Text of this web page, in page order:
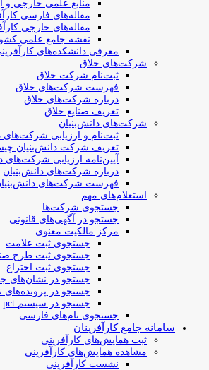
منابع علمی خارجی و
مقاله‌های فارسی
مقاله‌های خارجی
نقشه جامع علمی
معرفی دانشکده‌های
شرکت‌های خلاق
ثبت‌نام شرکت خلاق
فهرست شرکت‌های خلاق
درباره شرکت‌های خلاق
تعریف صنایع خلاق
شرکت‌های دانش‌بنیان
ثبت‌نام و ارزیابی شرکت‌های
تعریف شرکت دانش‌بنیان
آیین‌نامه ارزیابی شرکت‌های
درباره شرکت‌های دانش‌بنیان
فهرست شرکت‌های
استعلام‌های مهم
جستجوی شرکت‌ها
جستجو در آگهی‌های قانونی
مرکز مالکیت معنوی
جستجوی ثبت علامت
جستجوی ثبت طرح
جستجوی ثبت اختراع
جستجو در نشان‌های
جستجو در
جستجو در سیستم pct
جستجوی نام‌های فارسی
سامانه جامع کارآفرینان
ثبت همایش‌های کارآفرینی
مشاهده همایش‌های کارآفرینی
نشست کارآفرینی